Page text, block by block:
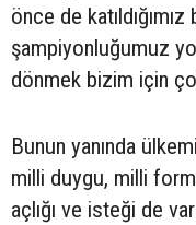
önce de
şampiyonluğumuz
dönmek bizim için
Bunun yanında
milli duygu, milli
açlığı ve isteği de